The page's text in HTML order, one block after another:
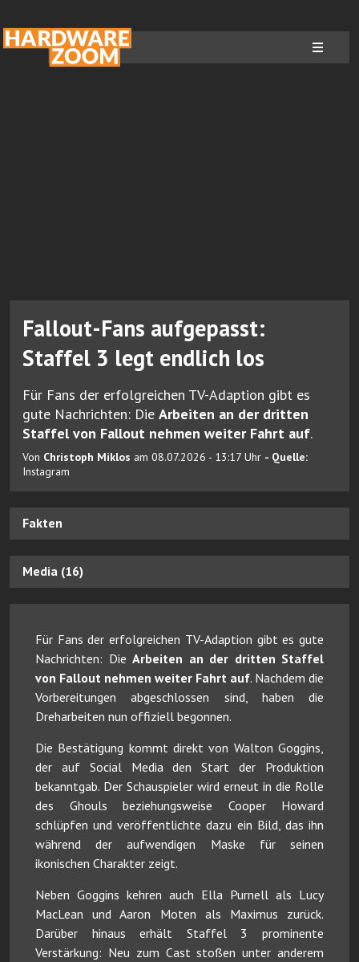
Fallout-Fans aufgepasst:
Staffel 3 legt endlich los
Für Fans der erfolgreichen TV-Adaption gibt es
gute Nachrichten: Die Arbeiten an der dritten
Staffel von Fallout nehmen weiter Fahrt auf.
Von Christoph Miklos am 08.07.2026 - 13:17 Uhr - Quelle:
Instagram
Fakten
Media (16)
Für Fans der erfolgreichen TV-Adaption gibt es gute
Nachrichten: Die Arbeiten an der dritten Staffel
von Fallout nehmen weiter Fahrt auf. Nachdem die
Vorbereitungen abgeschlossen sind, haben die
Dreharbeiten nun offiziell begonnen.
Die Bestätigung kommt direkt von Walton Goggins,
der auf Social Media den Start der Produktion
bekanntgab. Der Schauspieler wird erneut in die Rolle
des Ghouls beziehungsweise Cooper Howard
schlüpfen und veröffentlichte dazu ein Bild, das ihn
während der aufwendigen Maske für seinen
ikonischen Charakter zeigt.
Neben Goggins kehren auch Ella Purnell als Lucy
MacLean und Aaron Moten als Maximus zurück.
Darüber hinaus erhält Staffel 3 prominente
Verstärkung: Neu zum Cast stoßen unter anderem